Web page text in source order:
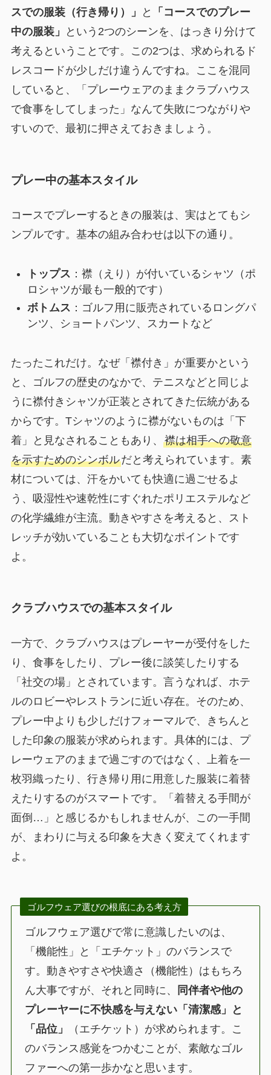
スでの服装（行き帰り）」 と
「コースでのプレー
中の服装」
という2つのシーンを、はっきり分けて
考えるということです。この2つは、求められるド
レスコードが少しだけ違うんですね。ここを混同
していると、「プレーウェアのままクラブハウス
で食事をしてしまった」なんて失敗につながりや
すいので、最初に押さえておきましょう。
プレー中の基本スタイル
コースでプレーするときの服装は、実はとてもシ
ンプルです。基本の組み合わせは以下の通り。
トップス ：襟（えり）が付いているシャツ（ポ
ロシャツが最も一般的です）
ボトムス ：ゴルフ用に販売されているロングパ
ンツ、ショートパンツ、スカートなど
たったこれだけ。なぜ「襟付き」が重要かという
と、ゴルフの歴史のなかで、テニスなどと同じよ
うに襟付きシャツが正装とされてきた伝統がある
からです。Tシャツのように襟がないものは「下
着」と見なされることもあり、 襟は相手への敬意
を示すためのシンボルだと考えられています。素
材については、汗をかいても快適に過ごせるよ
う、吸湿性や速乾性にすぐれたポリエステルなど
の化学繊維が主流。動きやすさを考えると、スト
レッチが効いていることも大切なポイントです
よ。
クラブハウスでの基本スタイル
一方で、クラブハウスはプレーヤーが受付をした
り、食事をしたり、プレー後に談笑したりする
「社交の場」とされています。言うなれば、ホテ
ルのロビーやレストランに近い存在。そのため、
プレー中よりも少しだけフォーマルで、きちんと
した印象の服装が求められます。具体的には、プ
レーウェアのままで過ごすのではなく、上着を一
枚羽織ったり、行き帰り用に用意した服装に着替
えたりするのがスマートです。「着替える手間が
面倒…」と感じるかもしれませんが、この一手間
が、まわりに与える印象を大きく変えてくれます
よ。
ゴルフウェア選びの根底にある考え方
ゴルフウェア選びで常に意識したいのは、
「機能性」と「エチケット」のバランスで
す。動きやすさや快適さ（機能性）はもちろ
ん大事ですが、それと同時に、
同伴者や他の
プレーヤーに不快感を与えない「清潔感」と
「品位」
（エチケット）が求められます。こ
のバランス感覚をつかむことが、素敵なゴル
ファーへの第一歩かなと思います。